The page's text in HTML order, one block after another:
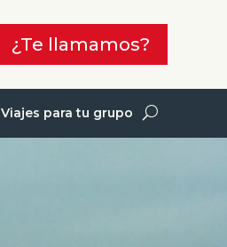
¿Te llamamos?
Viajes para tu grupo